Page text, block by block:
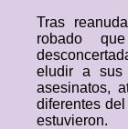
Tras
robado
eludir a sus
asesinatos,
diferentes
estuvieron.